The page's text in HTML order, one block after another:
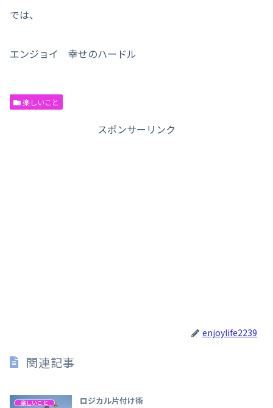
では、
エンジョイ 幸せのハードル
楽しいこと
スポンサーリンク
enjoylife2239
関連記事
楽しいこと ロジカル片付け術